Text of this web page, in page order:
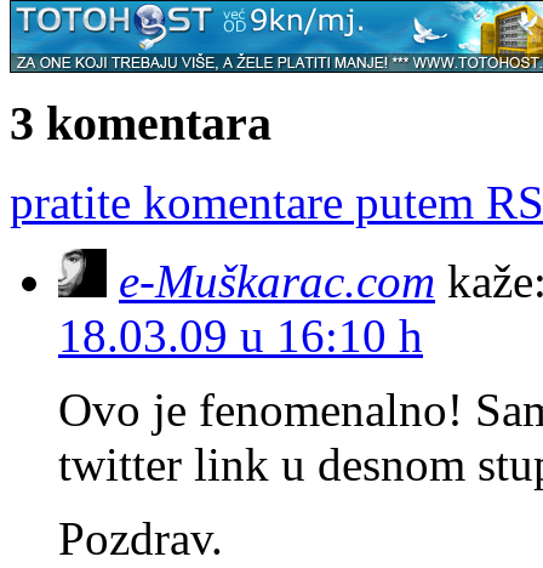
3 komentara
pratite komentare putem
e-Muškarac.com
18.03.09 u 16:10 h
Ovo je fenomenalno!
twitter link u desnom
Pozdrav.